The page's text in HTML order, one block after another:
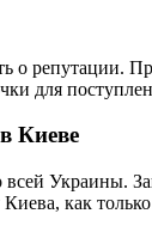
репутации.
для
Киеве
Украины.
как только